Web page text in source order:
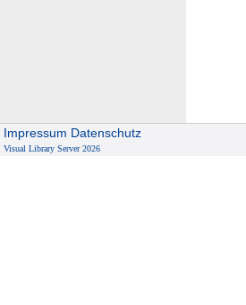
Impressum Datenschutz
Visual Library Server 2026